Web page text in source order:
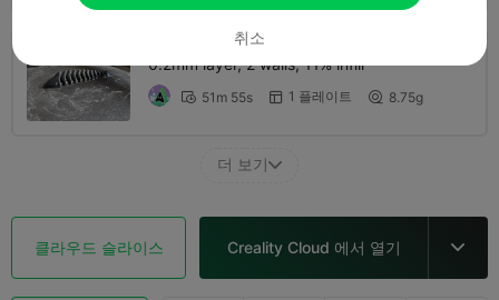
0.2mm layer, 2 walls, 11% infill
 51m 55s  1 플레이트  8.75g
더 보기
클라우드 슬라이스 Creality Cloud 에서 열기 
취소